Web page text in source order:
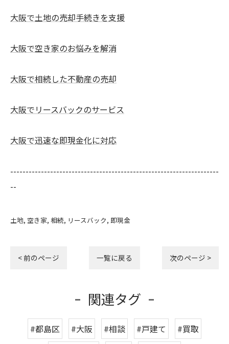
大阪で土地の売却手続きを支援
大阪で空き家のお悩みを解消
大阪で相続した不動産の売却
大阪でリースバックのサービス
大阪で迅速な即現金化に対応
--------------------------------------------------------------------
--
土地 空き家 相続 リースバック 即現金
< 前のページ 一覧に戻る 次のページ >
関連タグ
#都島区 #大阪 #相談 #戸建て #買取